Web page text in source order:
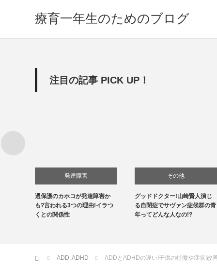
療育一年生のためのブログ
注目の記事 PICK UP！
発達障害
過保護のカホコが発達障害か
も?言われる3つの理由!イラつ
くとの関係性
その他
自閉症
グッドドクター!山崎賢人演じ
る自閉症でサヴァン症候群の青
年ってどんな人なの!?
ホーム ADD,ADHD ADDとADHDの違い!子供の特徴や症状!改